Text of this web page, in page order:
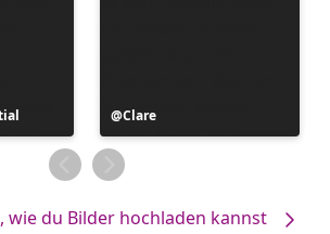
Beitrag
veröffentlicht
von
Clare
wie du Bilder hochladen kannst